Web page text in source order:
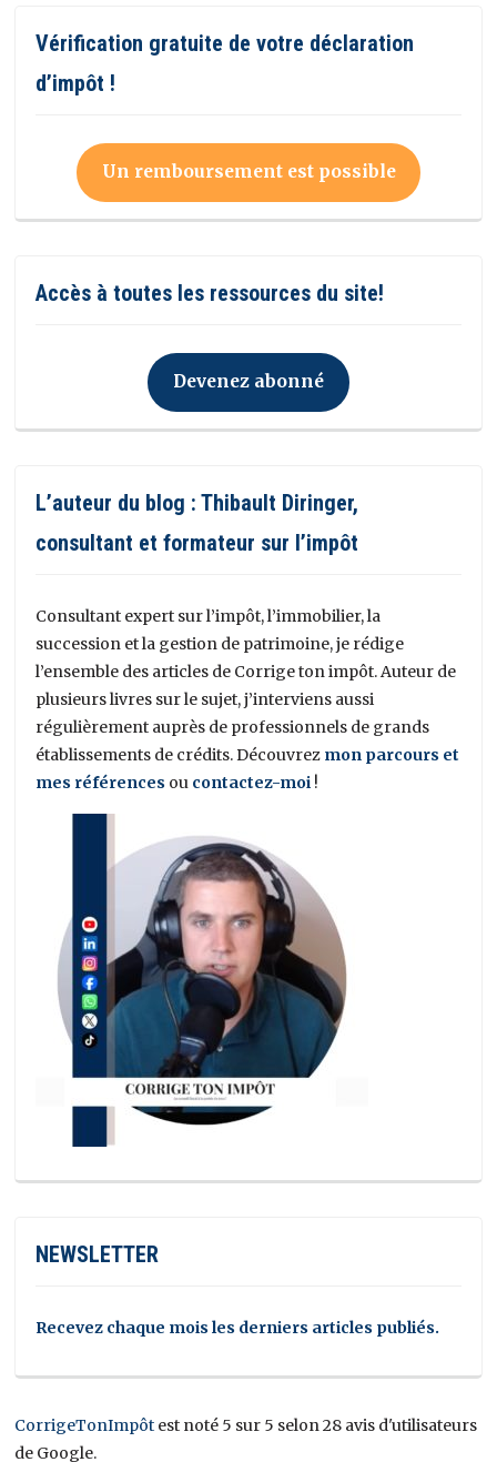
Vérification gratuite de votre déclaration
d’impôt !
Un remboursement est possible
Accès à toutes les ressources du site!
Devenez abonné
L’auteur du blog : Thibault Diringer,
consultant et formateur sur l’impôt
Consultant expert sur l’impôt, l’immobilier, la
succession et la gestion de patrimoine, je rédige
l’ensemble des articles de Corrige ton impôt. Auteur de
plusieurs livres sur le sujet, j’interviens aussi
régulièrement auprès de professionnels de grands
établissements de crédits. Découvrez mon parcours et
mes références ou contactez-moi !
NEWSLETTER
Recevez chaque mois les derniers articles publiés.
CorrigeTonImpôt est noté 5 sur 5 selon 28 avis d'utilisateurs
de Google.